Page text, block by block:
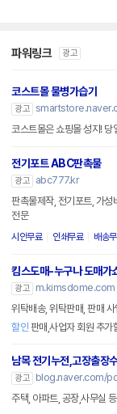
파워링크 광고
코스트몰 물병가습기
광고
코스트몰은 쇼핑몰 성지!
전기포트 ABC판촉물
광고
abc777.kr
판촉물제작, 전기포트, 가성
전문
시안무료 인쇄무료 배송
킴스도매-누구나 도매가
광고
m.kimsdome.com
위탁배송, 위탁판매, 판매
할인 판매,사업자 회원 추가
남목 전기누전,고장출장
광고
blog.naver.com/
주택, 아파트, 공장,사무실